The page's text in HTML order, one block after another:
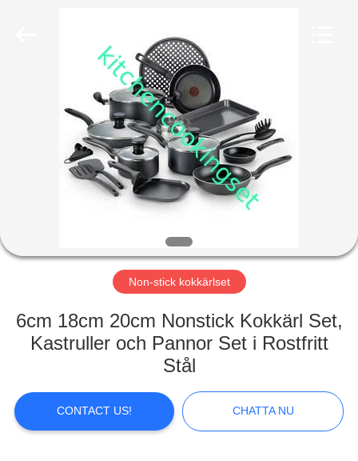
PRODUCTS
VIDEOS
VR
SHOW
ABOUT
FACTORY
TOUR
Non-stick kokkärlset
6cm 18cm 20cm Nonstick Kokkärl Set,
Kastruller och Pannor Set i Rostfritt
Stål
CONTACT US! CHATTA NU